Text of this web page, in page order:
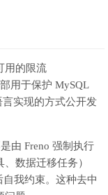
用的限流
用于保护 MySQL
实现的方式公开发
由 Freno 强制执行
数据迁移任务）
自我约束。这种去中